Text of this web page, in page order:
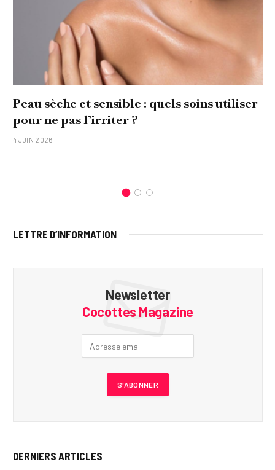
Peau sèche et sensible : quels soins utiliser
pour ne pas l’irriter ?
4 JUIN 2026
LETTRE D’INFORMATION
Newsletter
Cocottes Magazine
DERNIERS ARTICLES